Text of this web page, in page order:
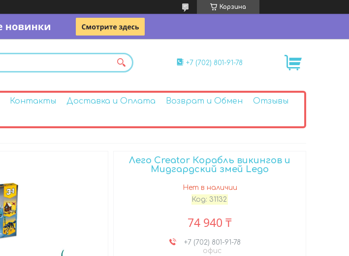
Корзина
+7 (702) 801-91-78
Контакты Доставка и Оплата Возврат и Обмен
Отзывы
Лего Creator Корабль викингов и
Мидгардский змей Lego
Нет в наличии
Код: 31132
74 940 ₸
+7 (702) 801-91-78
офис